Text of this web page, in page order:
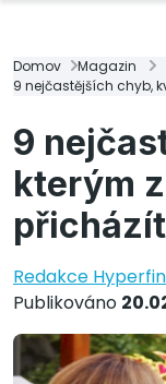
Domov
Magazin
9 nejčastějších chyb,
9
kterým
Redakce
Publikováno